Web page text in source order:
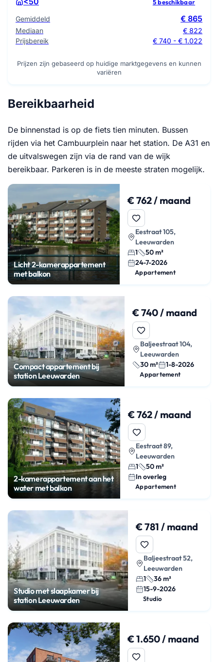
5 beschikbaar
Gemiddeld € 865
Mediaan
€ 822
Prijsbereik
€ 740 - € 1.022
Prijzen zijn gebaseerd op huidige marktgegevens en kunnen
variëren
Bereikbaarheid
De binnenstad is op de fiets tien minuten. Bussen
rijden via het Cambuurplein naar het station. De A31 en
de uitvalswegen zijn via de rand van de wijk
bereikbaar. Parkeren is in de meeste straten mogelijk.
Licht 2-kamerappartement
met balkon
€ 762 / maand
Eestraat 105,
Leeuwarden
1
50 m²
24-7-2026
Appartement
Compact appartement bij
station Leeuwarden
€ 740 / maand
Baljeestraat 104,
Leeuwarden
30 m²
1-8-2026
Appartement
2-kamerappartement aan het
water met balkon
€ 762 / maand
Eestraat 89,
Leeuwarden
1
50 m²
In overleg
Appartement
Studio met slaapkamer bij
station Leeuwarden
€ 781 / maand
Baljeestraat 52,
Leeuwarden
1
36 m²
15-9-2026
Studio
€ 1.650 / maand